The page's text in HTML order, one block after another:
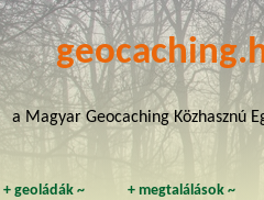
a Magyar Geocaching Közhasznú
+geoládák ~ + megtalálások~